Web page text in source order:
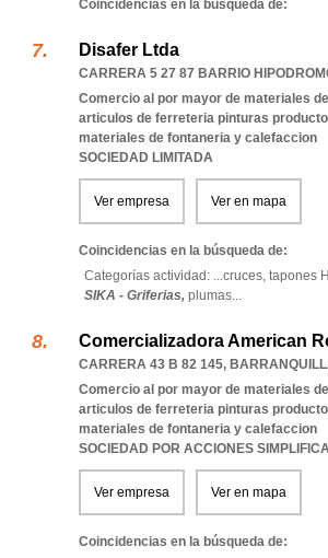
Coincidencias en la búsqueda de:
Disafer Ltda
CARRERA 5 27 87 BARRIO
Comercio al por mayor de materiales
articulos de ferreteria pinturas
materiales de fontaneria y calefaccion
SOCIEDAD LIMITADA
Ver empresa Ver en mapa
Coincidencias en la búsqueda de:
Categorías actividad: ...cruces, tapones
SIKA - Griferias, plumas...
Comercializadora American
CARRERA 43 B 82 145,
Comercio al por mayor de materiales
articulos de ferreteria pinturas
materiales de fontaneria y calefaccion
SOCIEDAD POR ACCIONES
Ver empresa Ver en mapa
Coincidencias en la búsqueda de: